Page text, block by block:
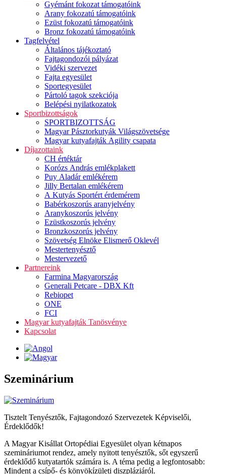
Gyémánt fokozat támogatóink
Arany fokozatú támogatóink
Ezüst fokozatú támogatóink
Bronz fokozatú támogatóink
Tagfelvétel
Általános tájékoztató
Fajtagondozói pályázat
Vidéki szervezet
Fajta egyesület
Sportegyesület
Pártoló tagok szekciója
Belépési nyilatkozatok
Sportbizottságok
SPORTBIZOTTSÁG
Magyar Pásztorkutyák Világszövetsége
Magyar kutyafajták Agility csapata
Díjazottaink
CH értéktár
Korózs András emlékplakett
Puy Aladár emlékérem
Jilly Bertalan emlékérem
A Kutyás Sportért érdemérem
Babérkoszorús aranyjelvény
Aranykoszorús jelvény
Ezüstkoszorús jelvény
Bronzkoszorús jelvény
Szövetség Elnöke Elismerő Oklevél
Mestertenyésztő
Mestervezető
Partnereink
Farmina Magyarország
Generali Petcare - DBX Kft
Rebiopet
ONE
FCI
Magyar kutyafajták Tanösvénye
Kapcsolat
Szeminárium
Tisztelt Tenyésztők, Fajtagondozó Szervezetek Képviselői,
Érdeklődők!
A Magyar Kisállat Ortopédiai Egyesület olyan kétnapos
szemináriumot rendez, amely nyitott tenyésztők, sőt egyszerű
érdeklődő kutyatartók számára is. A téma pedig a legfontosabb:
Mindent a csípő- és könyökízületi diszpláziáról.